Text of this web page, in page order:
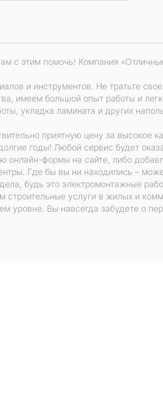
с этим помочь! Компания
и инструментов. Не тратьте
имеем большой опыт работы и
укладка ламината и других
приятную цену за высокое
годы! Любой сервис будет
формы на сайте, либо
Где бы вы ни находились –
будь это электромонтажные
услуги в жилых и
уровне. Вы навсегда забудете о